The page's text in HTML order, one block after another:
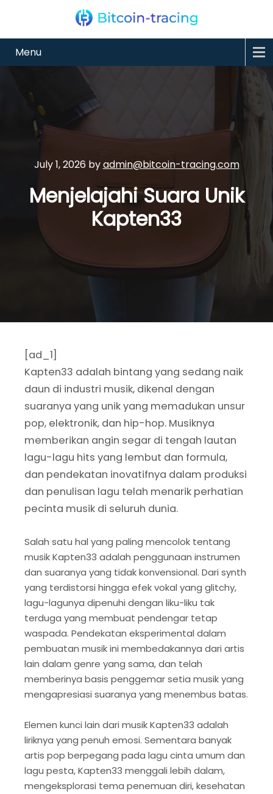
Menu
July 1, 2026 byadmin@bitcoin-tracing.com
Menjelajahi Suara Unik
Kapten33
[ad_1]
Kapten33 adalah bintang yang sedang naik
daun di industri musik, dikenal dengan
suaranya yang unik yang memadukan unsur
pop, elektronik, dan hip-hop. Musiknya
memberikan angin segar di tengah lautan
lagu-lagu hits yang lembut dan formula,
dan pendekatan inovatifnya dalam produksi
dan penulisan lagu telah menarik perhatian
pecinta musik di seluruh dunia.
Salah satu hal yang paling mencolok tentang
musik Kapten33 adalah penggunaan instrumen
dan suaranya yang tidak konvensional. Dari synth
yang terdistorsi hingga efek vokal yang glitchy,
lagu-lagunya dipenuhi dengan liku-liku tak
terduga yang membuat pendengar tetap
waspada. Pendekatan eksperimental dalam
pembuatan musik ini membedakannya dari artis
lain dalam genre yang sama, dan telah
memberinya basis penggemar setia musik yang
mengapresiasi suaranya yang menembus batas.
Elemen kunci lain dari musik Kapten33 adalah
liriknya yang penuh emosi. Sementara banyak
artis pop berpegang pada lagu cinta umum dan
lagu pesta, Kapten33 menggali lebih dalam,
mengeksplorasi tema penemuan diri, kesehatan